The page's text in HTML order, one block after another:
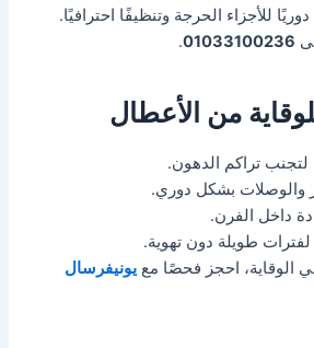
للأجزاء الحرجة وتنظيفًا احترافيًا.
01033100236
.
من الأعطال
تراكم الدهون.
والوصلات بشكل دوري.
داخل الفرن.
طويلة دون تهوية.
الوقاية، احجز فحصًا معيونيفرسال